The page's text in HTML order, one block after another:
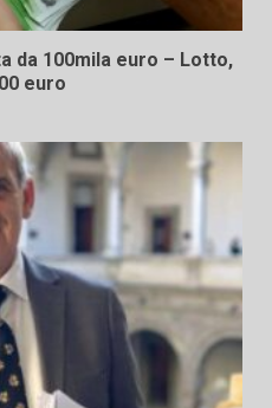
da 100mila euro – Lotto,
euro